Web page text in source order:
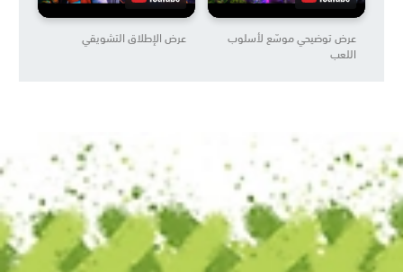
عرض الإطلاق التشويقي
عرض توضيحي موسّع لأسلوب
اللعب